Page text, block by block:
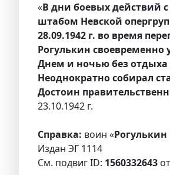
«В дни боевых действий с
штабом Невской
28.09.1942 г. во время
Рогулькин своевременно
Днем и ночью без отдыха
Неоднократно собирал
Достоин
23.10.1942 г.
Справка: воин «
Издан ЭГ 1114
См. подвиг ID: 1560332643